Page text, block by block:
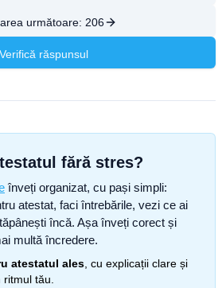
următoare: 206
Verifică răspunsul
fără stres?
înveți organizat, cu pași simpli:
atestat, faci întrebările, vezi ce ai
încă. Așa înveți corect și
multă încredere.
atestatul ales , cu explicații clare și
tău.